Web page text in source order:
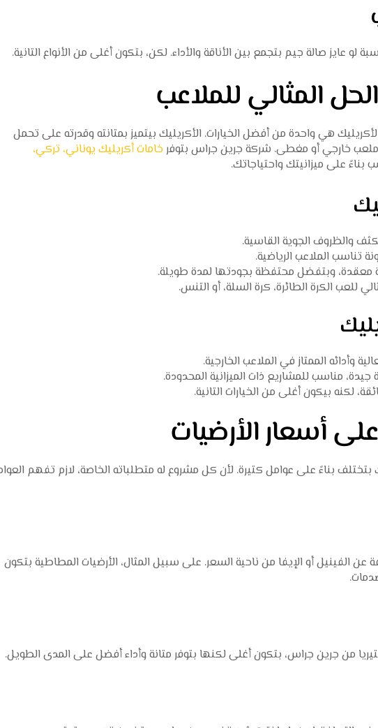
صالة جيم بتجمع بين الأناقة والأداء. لكن، بتكون أغلى من الأنواع التانية.
المثالي للملاعب
هي واحدة من أفضل الخيارات. الأكريليك بيتميز بمتانته وقدرته على تحمل
ملعب خارجي أو مغطى. شركة جرين جراس بتوفرخامات أكريليك يوناني، تركي،
بناءً على ميزانيتك واحتياجاتك.
والظروف الجوية القاسية.
تناسب الملاعب الرياضية.
معقدة، وبتفضل محتفظة بجودتها لمدة طويلة.
للعب الكرة الطائرة، كرة السلة، أو التنس.
وأدائه الممتاز في الملاعب الخارجية.
مناسب للمشاريع ذات الميزانية المحدودة.
لكنه بيكون أغلى من الخيارات التانية.
أسعار الأرضيات
بتختلف بناءً على عوامل كتيرة. لأن كل مشروع له متطلباته الخاصة، لازم تفهم
عن الفينيل أو الإيفا من ناحية السعر. على سبيل المثال، الأرضيات المطاطية بتكون
من جرين جراس، بتكون أغلى لكنها بتوفر متانة وأداء أفضل على المدى الطويل.